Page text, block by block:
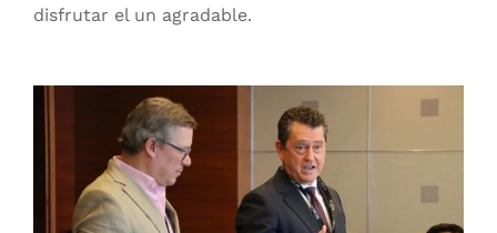
disfrutar el un agradable.